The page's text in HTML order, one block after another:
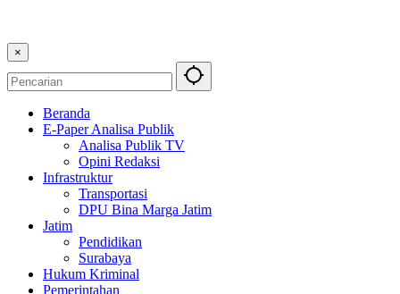
×
Beranda
E-Paper Analisa Publik
Analisa Publik TV
Opini Redaksi
Infrastruktur
Transportasi
DPU Bina Marga Jatim
Jatim
Pendidikan
Surabaya
Hukum Kriminal
Pemerintahan